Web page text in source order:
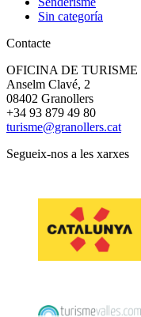
Sin categoría
Contacte
OFICINA DE TURISME
Anselm Clavé, 2
08402 Granollers
+34 93 879 49 80
turisme@granollers.cat
Segueix-nos a les xarxes